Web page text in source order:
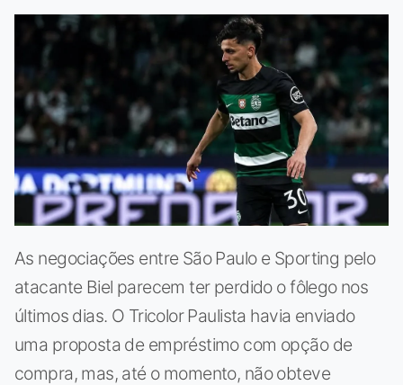
As negociações entre São Paulo e Sporting pelo
atacante Biel parecem ter perdido o fôlego nos
últimos dias. O Tricolor Paulista havia enviado
uma proposta de empréstimo com opção de
compra, mas, até o momento, não obteve